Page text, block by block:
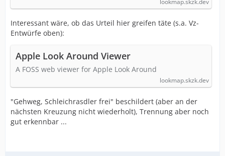
lookmap.skzk.dev
Interessant wäre, ob das Urteil hier greifen täte (s.a. Vz-
Entwürfe oben):
Apple Look Around Viewer
A FOSS web viewer for Apple Look Around
lookmap.skzk.dev
"Gehweg, Schleichrasdler frei" beschildert (aber an der
nächsten Kreuzung nicht wiederholt), Trennung aber noch
gut erkennbar ...